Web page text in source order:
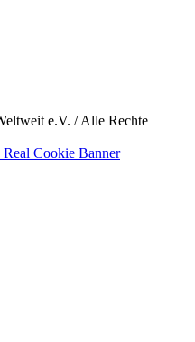
e.V. / Alle Rechte
Cookie Banner